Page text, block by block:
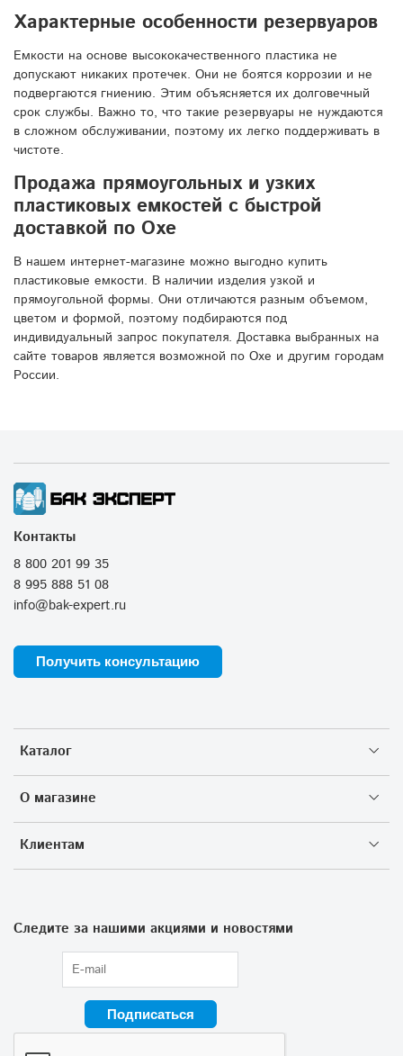
Характерные особенности резервуаров
Емкости на основе высококачественного пластика не
допускают никаких протечек. Они не боятся коррозии и не
подвергаются гниению. Этим объясняется их долговечный
срок службы. Важно то, что такие резервуары не нуждаются
в сложном обслуживании, поэтому их легко поддерживать в
чистоте.
Продажа прямоугольных и узких
пластиковых емкостей с быстрой
доставкой по Охе
В нашем интернет-магазине можно выгодно купить
пластиковые емкости. В наличии изделия узкой и
прямоугольной формы. Они отличаются разным объемом,
цветом и формой, поэтому подбираются под
индивидуальный запрос покупателя. Доставка выбранных на
сайте товаров является возможной по Охе и другим городам
России.
Каталог
О магазине
Клиентам
Контакты
8 800 201 99 35
8 995 888 51 08
info@bak-expert.ru
Получить консультацию
Следите за нашими акциями и новостями
Подписаться